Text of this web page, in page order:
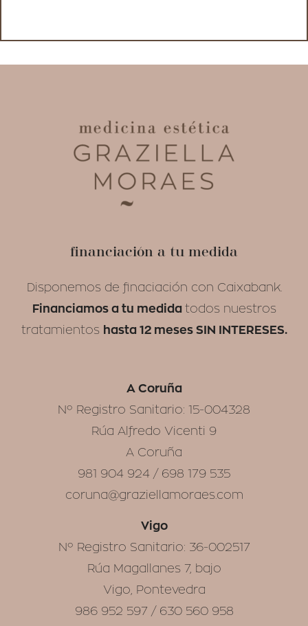
financiación a tu medida
Disponemos de finaciación con Caixabank.
Financiamos a tu medida todos nuestros
tratamientos hasta 12 meses SIN INTERESES.
A Coruña
Nº Registro Sanitario: 15-004328
Rúa Alfredo Vicenti 9
A Coruña
981 904 924 / 698 179 535
coruna@graziellamoraes.com
Vigo
Nº Registro Sanitario: 36-002517
Rúa Magallanes 7, bajo
Vigo, Pontevedra
986 952 597 / 630 560 958